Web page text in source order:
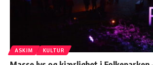
ASKIM KULTUR